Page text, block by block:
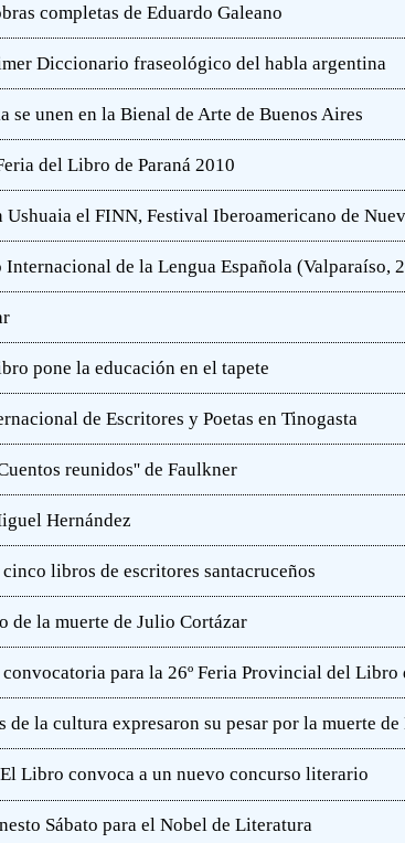
completas de Eduardo Galeano
Diccionario fraseológico del habla argentina
se unen en la Bienal de Arte de Buenos Aires
del Libro de Paraná 2010
Ushuaia el FINN, Festival Iberoamericano de
Internacional de la Lengua Española (Valparaíso,
pone la educación en el tapete
de Escritores y Poetas en Tinogasta
reunidos'' de Faulkner
Hernández
libros de escritores santacruceños
de la muerte de Julio Cortázar
para la 26º Feria Provincial del Libro
de la cultura expresaron su pesar por la muerte
Libro convoca a un nuevo concurso literario
Sábato para el Nobel de Literatura